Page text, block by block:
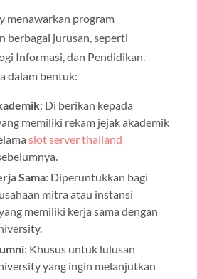
menawarkan program
berbagai jurusan, seperti
Informasi, dan Pendidikan.
dalam bentuk:
: Di berikan kepada
memiliki rekam jejak akademik
slot server thailand
Sama: Diperuntukkan bagi
mitra atau instansi
memiliki kerja sama dengan
: Khusus untuk lulusan
yang ingin melanjutkan